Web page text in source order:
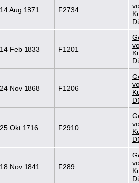
14 Aug 1871 F2734
14 Feb 1833 F1201
24 Nov 1868 F1206
25 Okt 1716 F2910
18 Nov 1841 F289